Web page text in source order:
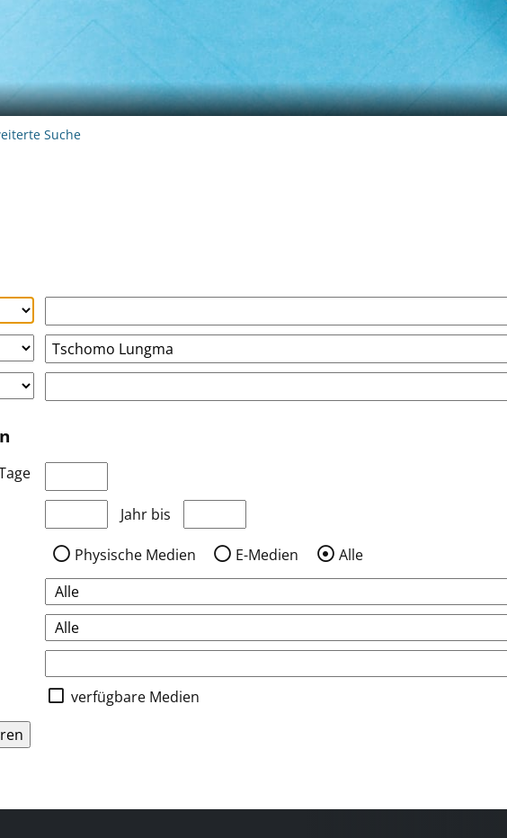
Suche
Medien anzeigen, die nach dem Jahr veröffentlicht wurden
Jahr bis
Physische Medien E-Medien
Alle
verfügbare Medien